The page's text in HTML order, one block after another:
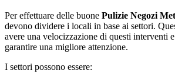
Per effettuare delle buone Pulizie Negozi
devono dividere i locali in base ai settori.
avere una velocizzazione di questi interventi
garantire una migliore attenzione.
I settori possono essere: